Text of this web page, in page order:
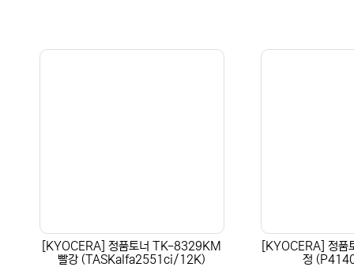
[KYOCERA] 정품토너 TK-8329KM
빨강 (TASKalfa2551ci/12K)
[KYOCERA] 정
정